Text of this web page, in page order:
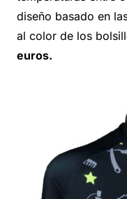
diseño basado en
al color de los
euros.